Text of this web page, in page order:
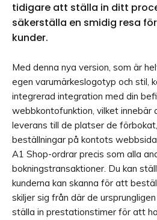
tidigare att ställa in ditt
säkerställa en smidig resa
kunder.
Med denna nya version, som är
egen varumärkeslogotyp och stil,
integrerad integration med din
webbkontofunktion, vilket innebär
leverans till de platser de
beställningar på kontots
A1 Shop-ordrar precis som alla
bokningstransaktioner. Du kan
kunderna kan skanna för att
skiljer sig från där de
ställa in prestationstimer för att